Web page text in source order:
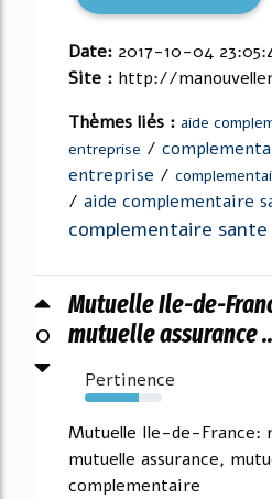
Date: 2017-10-04
Site : http://
Thèmes liés : aide
entreprise /
entreprise /
/ aide complementaire
complementaire
0
Mutuelle Ile-de-
mutuelle assurance
Pertinence
70%
Mutuelle Ile-de-France:
mutuelle assurance,
complementaire